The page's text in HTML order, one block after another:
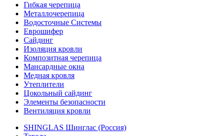
Гибкая черепица
Металлочерепица
Водосточные Системы
Еврошифер
Сайдинг
Изоляция кровли
Композитная черепица
Мансардные окна
Медная кровля
Утеплители
Цокольный сайдинг
Элементы безопасности
Вентиляция кровли
SHINGLAS Шинглас (Россия)